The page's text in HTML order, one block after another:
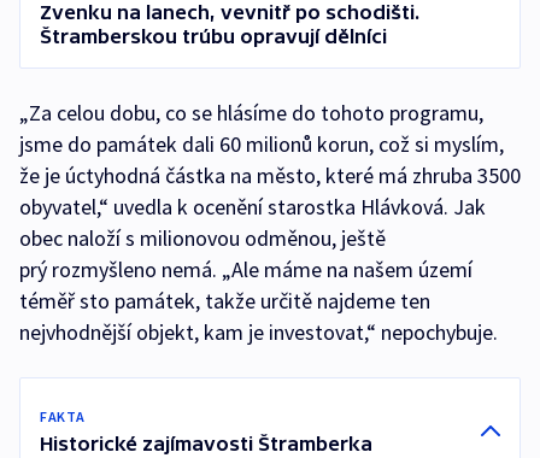
Zvenku na lanech, vevnitř po schodišti.
Štramberskou trúbu opravují dělníci
„Za celou dobu, co se hlásíme do tohoto programu,
jsme do památek dali 60 milionů korun, což si myslím,
že je úctyhodná částka na město, které má zhruba 3500
obyvatel,“ uvedla k ocenění starostka Hlávková. Jak
obec naloží s milionovou odměnou, ještě
prý rozmyšleno nemá. „Ale máme na našem území
téměř sto památek, takže určitě najdeme ten
nejvhodnější objekt, kam je investovat,“ nepochybuje.
FAKTA
Historické zajímavosti Štramberka